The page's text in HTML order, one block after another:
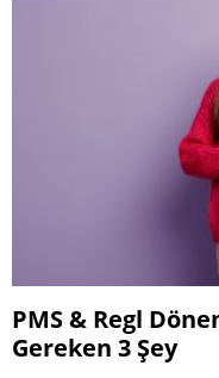
PMS & Regl
Gereken 3 Şey